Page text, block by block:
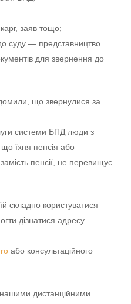
заяв тощо;
суду — представництво
для звернення до
що звернулися за
системи БПД люди з
їхня пенсія або
пенсії, не перевищує
складно користуватися
дізнатися адресу
або консультаційного
дистанційними